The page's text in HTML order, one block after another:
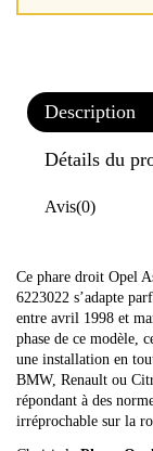
Description
Détails du
Avis(0)
Ce phare droit Opel
6223022 s’adapte
entre avril 1998 et
phase de ce modèle,
une installation en
BMW, Renault ou
répondant à des
irréprochable sur la